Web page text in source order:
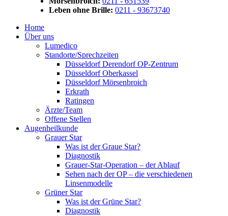
Leben ohne Brille: 0211 - 93673740
Home
Über uns
Lumedico
Standorte/Sprechzeiten
Düsseldorf Derendorf OP-Zentrum
Düsseldorf Oberkassel
Düsseldorf Mörsenbroich
Erkrath
Ratingen
Ärzte/Team
Offene Stellen
Augenheilkunde
Grauer Star
Was ist der Graue Star?
Diagnostik
Grauer-Star-Operation – der Ablauf
Sehen nach der OP – die verschiedenen
Linsenmodelle
Grüner Star
Was ist der Grüne Star?
Diagnostik